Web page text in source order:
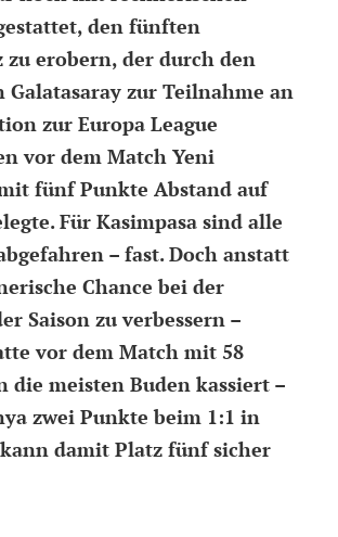
den fünften
zu erobern, der durch den
Galatasaray zur Teilnahme an
zur Europa League
vor dem Match Yeni
fünf Punkte Abstand auf
Für Kasimpasa sind alle
– fast. Doch anstatt
Chance bei der
Saison zu verbessern –
vor dem Match mit 58
die meisten Buden kassiert –
zwei Punkte beim 1:1 in
damit Platz fünf sicher